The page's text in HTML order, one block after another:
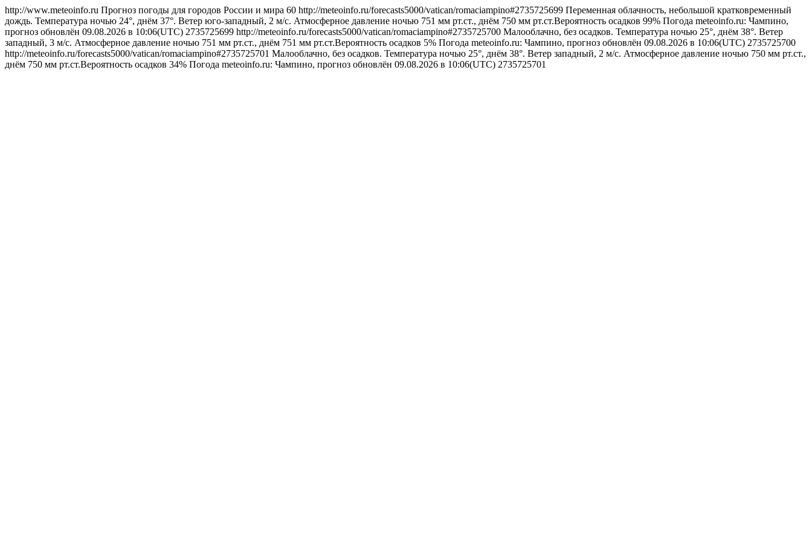
http://www.meteoinfo.ru Прогноз погоды для городов России и мира 60 http://meteoinfo.ru/forecasts5000/vatican/romaciampino#2735725699 Переменная облачность, небольшой кратковременный
дождь. Температура ночью 24°, днём 37°. Ветер юго-западный, 2 м/с. Атмосферное давление ночью 751 мм рт.ст., днём 750 мм рт.ст.Вероятность осадков 99% Погода meteoinfo.ru: Чампино,
прогноз обновлён 09.08.2026 в 10:06(UTC) 2735725699 http://meteoinfo.ru/forecasts5000/vatican/romaciampino#2735725700 Малооблачно, без осадков. Температура ночью 25°, днём 38°. Ветер
западный, 3 м/с. Атмосферное давление ночью 751 мм рт.ст., днём 751 мм рт.ст.Вероятность осадков 5% Погода meteoinfo.ru: Чампино, прогноз обновлён 09.08.2026 в 10:06(UTC) 2735725700
http://meteoinfo.ru/forecasts5000/vatican/romaciampino#2735725701 Малооблачно, без осадков. Температура ночью 25°, днём 38°. Ветер западный, 2 м/с. Атмосферное давление ночью 750 мм рт.ст.,
днём 750 мм рт.ст.Вероятность осадков 34% Погода meteoinfo.ru: Чампино, прогноз обновлён 09.08.2026 в 10:06(UTC) 2735725701